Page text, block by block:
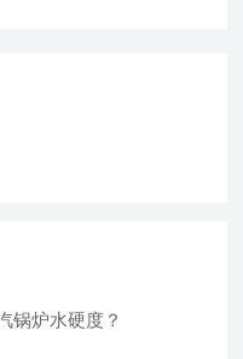
锅炉水硬度？